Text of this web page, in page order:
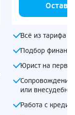
Всё из тарифа
Подбор
Юрист на
Сопровождение
или
Работа с